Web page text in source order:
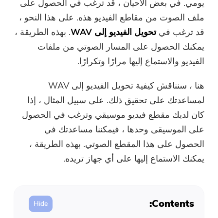
قوات الدفاع الشعبي الحر ضاغط
يومي. في بعض الأحيان ، قد ترغب في الحصول على
ملف الصوت من مقاطع الفيديو هذه. على هذا النحو ،
قد ترغب فيتحويل الفيديو إلى WAV
. بهذه الطريقة ،
يمكنك الحصول على المسار الصوتي من ملفات
الفيديو والاستماع إليها مرارًا وتكرارًا.
هنا ، سنناقش كيفية تحويل الفيديو إلى WAV
لمساعدتك على تحقيق ذلك. على سبيل المثال ، إذا
كان لديك مقطع فيديو موسيقي وترغب في الحصول
على الموسيقى وحدها ، فيمكننا مساعدتك في
الحصول على هذا المقطع الصوتي. بهذه الطريقة ،
يمكنك الاستماع إليها على أي جهاز تريده.
Contents: